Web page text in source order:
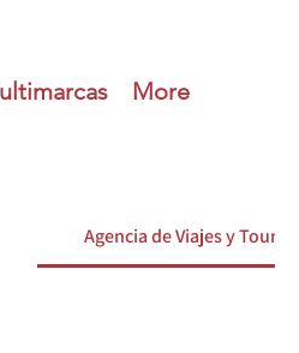
More
Agencia de Viajes y Tours